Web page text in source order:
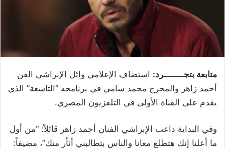
متابعة بتجــــــــرد: استضاف الإعلامي وائل الإبراشي الفن
أحمد زاهر والمخرج محمد سامي في برنامجه “التاسعة” الذي
يقدم على القناة الأولى في التلفزيون المصري.
وفي البداية داعب الإبراشي الفنان أحمد زاهر قائلاً: “من أول
ما أعلنا إنك هتطلع معانا والناس بتطالبني أثأر منك”، مضيفاً: